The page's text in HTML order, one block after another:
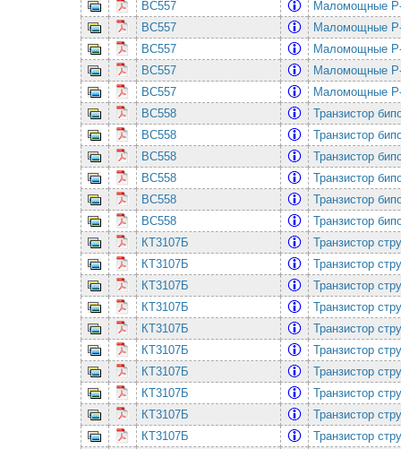
BC557
Маломощные
BC557
Маломощные
BC557
Маломощные
BC557
Маломощные
BC557
Маломощные
BC558
Транзистор
BC558
Транзистор
BC558
Транзистор
BC558
Транзистор
BC558
Транзистор
BC558
Транзистор
КТ3107Б
Транзистор
КТ3107Б
Транзистор
КТ3107Б
Транзистор
КТ3107Б
Транзистор
КТ3107Б
Транзистор
КТ3107Б
Транзистор
КТ3107Б
Транзистор
КТ3107Б
Транзистор
КТ3107Б
Транзистор
КТ3107Б
Транзистор